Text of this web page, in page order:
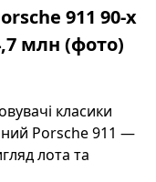
911 90-х
млн (фото)
класики
Porsche 911 —
лота та